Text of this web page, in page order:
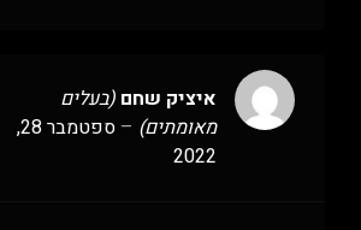
איציק שחם (בעלים
מאומתים) –
ספטמבר 28,
2022